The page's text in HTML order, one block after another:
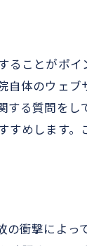
の流れ
役割
の施術
ンの利点
最新治療
の安心感
頼の理由
ことがポ
体のウェ
る質問を
めします
衝撃によ